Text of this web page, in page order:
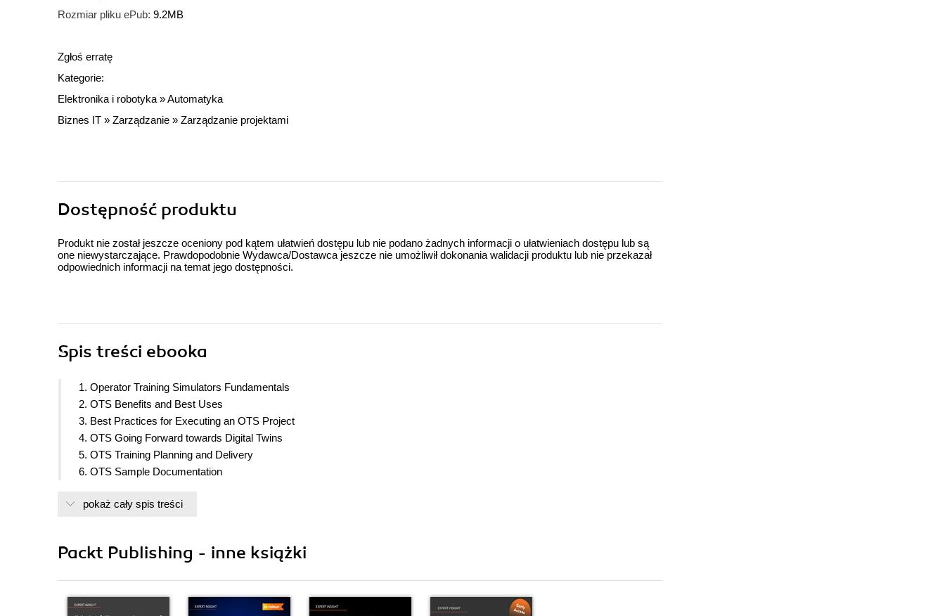
Rozmiar pliku ePub: 9.2MB
Zgłoś erratę
Kategorie:
Elektronika i robotyka »Automatyka
Biznes IT » Zarządzanie » Zarządzanie projektami
Dostępność produktu
Produkt nie został jeszcze oceniony pod kątem ułatwień dostępu lub nie podano żadnych informacji o ułatwieniach dostępu lub są
one niewystarczające. Prawdopodobnie Wydawca/Dostawca jeszcze nie umożliwił dokonania walidacji produktu lub nie przekazał
odpowiednich informacji na temat jego dostępności.
Spis treści ebooka
1. Operator Training Simulators Fundamentals
2. OTS Benefits and Best Uses
3. Best Practices for Executing an OTS Project
4. OTS Going Forward towards Digital Twins
5. OTS Training Planning and Delivery
6. OTS Sample Documentation
pokaż cały spis treści
Packt Publishing - inne książki